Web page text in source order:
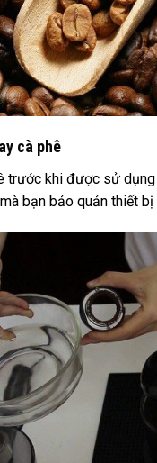
cà phê
trước khi được sử
bạn bảo quản thiết